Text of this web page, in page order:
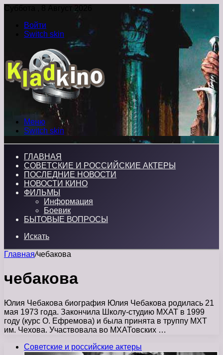
Суббота , 8 Август 2026
Войти
Switch skin
Меню
Switch skin
ГЛАВНАЯ
СОВЕТСКИЕ И РОССИЙСКИЕ АКТЕРЫ
ПОСЛЕДНИЕ НОВОСТИ
НОВОСТИ КИНО
ФИЛЬМЫ
Информация
Боевик
БЫТОВЫЕ ВОПРОСЫ
Искать
Главная/чебакова
чебакова
Юлия Чебакова биография Юлия Чебакова родилась 21
мая 1973 года. Закончила Школу-студию МХАТ в 1999
году (курс О. Ефремова) и была принята в труппу МХТ
им. Чехова. Участвовала во МХАТовских …
Советские и российские актеры